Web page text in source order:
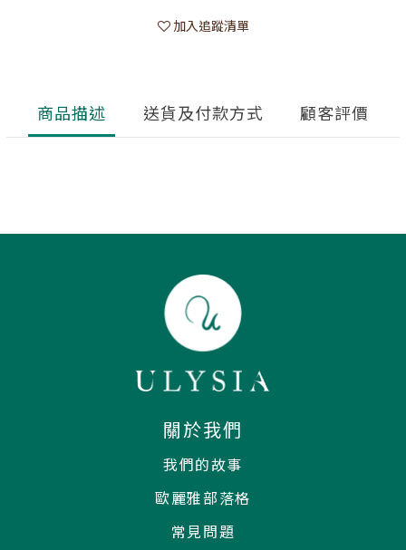
加入追蹤清單
商品描述 送貨及付款方式 顧客評價
關於我們
我們的故事
歐麗雅部落格
常見問題